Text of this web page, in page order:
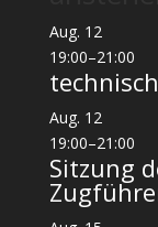
Aug. 12
19:00–21:00
Aug. 12
19:00–21:00
Sitzung